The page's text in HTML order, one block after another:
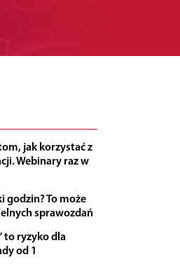
jak korzystać z
Webinary raz w
godzin? To może
sprawozdań
to ryzyko dla
od 1